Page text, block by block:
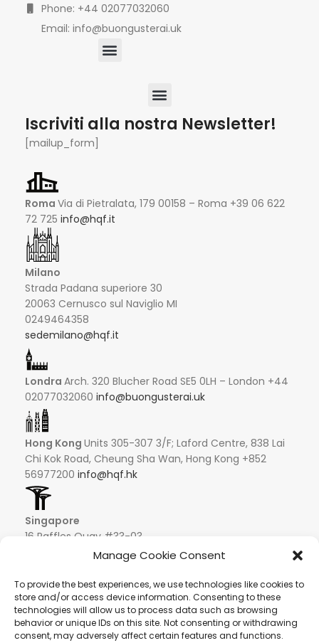
Manage Cookie Consent
To provide the best experiences, we use technologies like cookies to
store and/or access device information. Consenting to these
technologies will allow us to process data such as browsing
behavior or unique IDs on this site. Not consenting or withdrawing
consent, may adversely affect certain features and functions.
Phone: +44 02077032060
Email: info@buongusterai.uk
Iscriviti alla nostra Newsletter!
[mailup_form]
Roma Via di Pietralata, 179 00158 – Roma +39 06 622
72 725 info@hqf.it
Milano
Strada Padana superiore 30
20063 Cernusco sul Naviglio MI
0249464358
sedemilano@hqf.it
Londra Arch. 320 Blucher Road SE5 0LH – London +44
02077032060 info@buongusterai.uk
Hong Kong Units 305-307 3/F; Laford Centre, 838 Lai
Chi Kok Road, Cheung Sha Wan, Hong Kong +852
56977200 info@hqf.hk
Singapore
16 Raffles Quay #33-03
Hong Leong Building
+852 9019 2998
info@hqf.sg